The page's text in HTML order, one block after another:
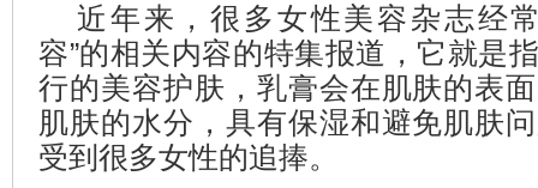
近年来，很多女性美容杂志经
容”的相关内容的特集报道，它就是
行的美容护肤，乳膏会在肌肤的表
肌肤的水分，具有保湿和避免肌肤
受到很多女性的追捧。